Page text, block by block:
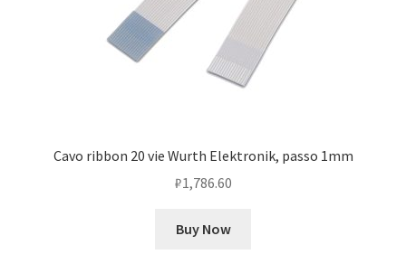
Cavo ribbon 20 vie Wurth Elektronik, passo 1mm
₽1,786.60
Buy Now